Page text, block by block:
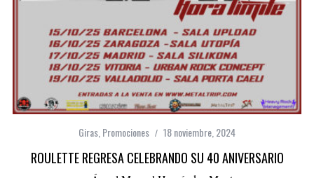
Giras Promociones 18 noviembre, 2024
ROULETTE REGRESA CELEBRANDO SU 40 ANIVERSARIO